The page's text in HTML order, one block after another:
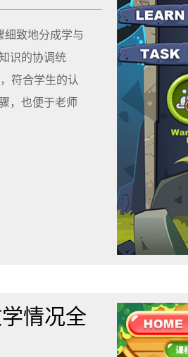
细致地分成学与
识的协调统
符合学生的认
，也便于老师
情况全